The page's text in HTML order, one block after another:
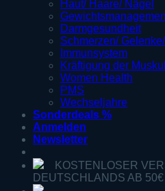
Haut/ Haare/ Nägel
Darmgesundheit
Schmerzen/
Immunsystem
Kräftigung der
Women Health
PMS
Wechseljahre
Sonderdeals %
Anmelden
Newsletter
KOSTENLOSER
DEUTSCHLANDS AB 50€